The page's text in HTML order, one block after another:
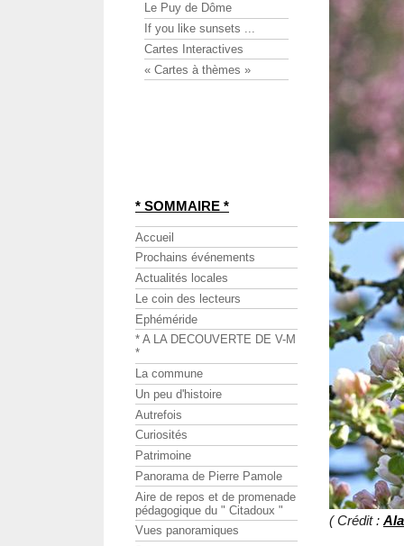
( Crédit :
Le Puy de Dôme
If you like sunsets ...
Cartes Interactives
« Cartes à thèmes »
* SOMMAIRE *
Accueil
Prochains événements
Actualités locales
Le coin des lecteurs
Ephéméride
* A LA DECOUVERTE DE V-M
*
La commune
Un peu d'histoire
Autrefois
Curiosités
Patrimoine
Panorama de Pierre Pamole
Aire de repos et de promenade
pédagogique du " Citadoux "
Vues panoramiques